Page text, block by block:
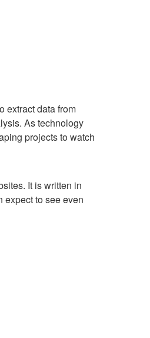
extract data from
As technology
projects to watch
It is written in
expect to see even